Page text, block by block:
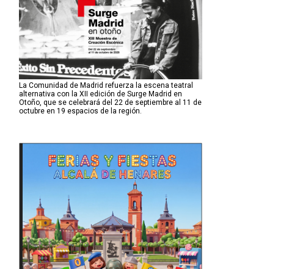
La Comunidad de Madrid refuerza la escena teatral
alternativa con la XII edición de Surge Madrid en
Otoño, que se celebrará del 22 de septiembre al 11 de
octubre en 19 espacios de la región.